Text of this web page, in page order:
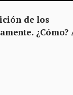
de los
¿Cómo?